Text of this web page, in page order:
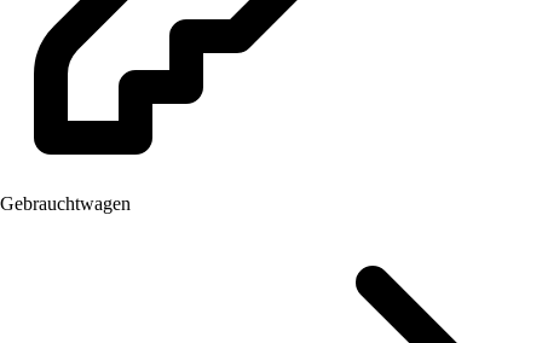
Gebrauchtwagen